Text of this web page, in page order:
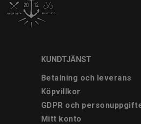
KUNDTJÄNST
Betalning och leverans
Köpvillkor
GDPR och
Mitt konto